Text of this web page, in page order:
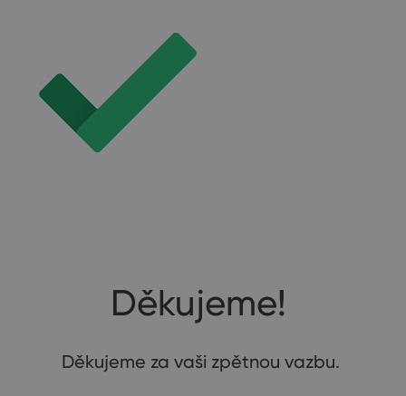
Děkujeme!
Děkujeme za vaši zpětnou vazbu.